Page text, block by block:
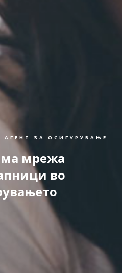
АГЕНТ ЗА ОСИГУРУВАЊЕ
мрежа
во